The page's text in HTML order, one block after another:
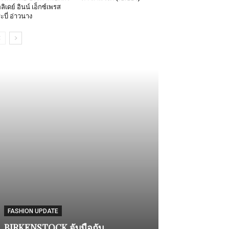
เดย์ อินน์ เอ็กซ์เพรส
บี่ อ่าวนาง
FASHION UPDATE